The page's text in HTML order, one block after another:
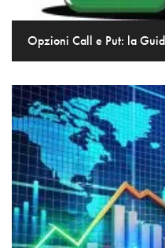
Opzioni Call e Put: la